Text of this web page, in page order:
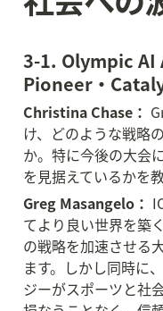
3-1. Olympic
Pioneer・
Christina Chase：
け、どのような戦略
か。特に今後の大会
を見据えているかを
Greg Masangelo：
てより良い世界を築
の戦略を加速させる
ます。しかし同時に
ジーがスポーツと社